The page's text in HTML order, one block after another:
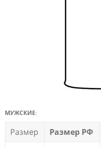
МУЖСКИЕ:
Размер Размер РФ